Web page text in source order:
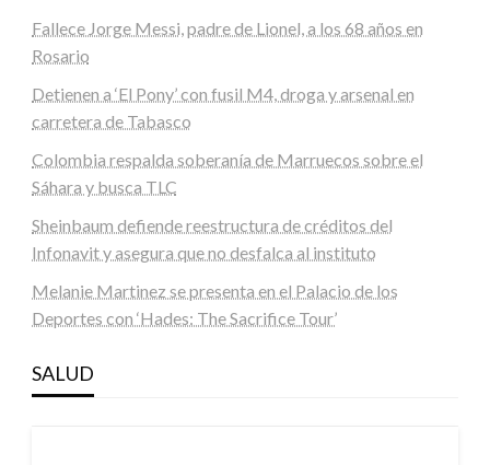
Fallece Jorge Messi, padre de Lionel, a los 68 años en
Rosario
Detienen a ‘El Pony’ con fusil M4, droga y arsenal en
carretera de Tabasco
Colombia respalda soberanía de Marruecos sobre el
Sáhara y busca TLC
Sheinbaum defiende reestructura de créditos del
Infonavit y asegura que no desfalca al instituto
Melanie Martinez se presenta en el Palacio de los
Deportes con ‘Hades: The Sacrifice Tour’
SALUD